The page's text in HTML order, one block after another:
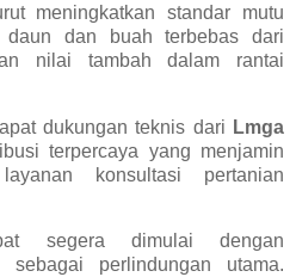
meningkatkan standar mutu
daun dan buah terbebas dari
nilai tambah dalam rantai
dukungan teknis dari Lmga
terpercaya yang menjamin
konsultasi pertanian
segera dimulai dengan
sebagai perlindungan utama.